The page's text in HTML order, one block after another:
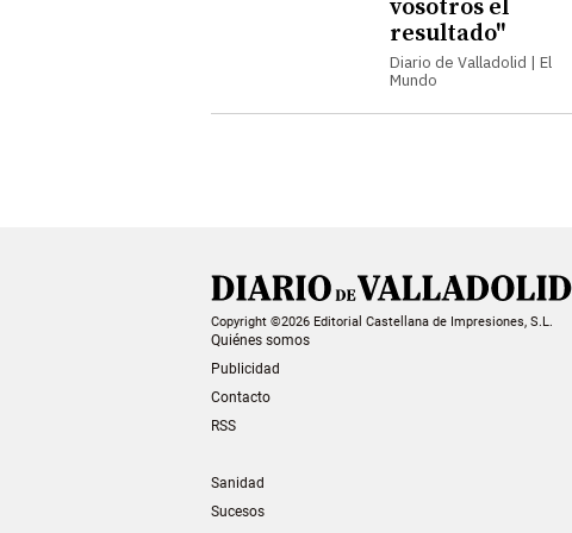
vosotros el
resultado"
Diario de Valladolid | El
Mundo
Copyright ©2026 Editorial Castellana de Impresiones, S.L.
Quiénes somos
Publicidad
Contacto
RSS
Sanidad
Sucesos